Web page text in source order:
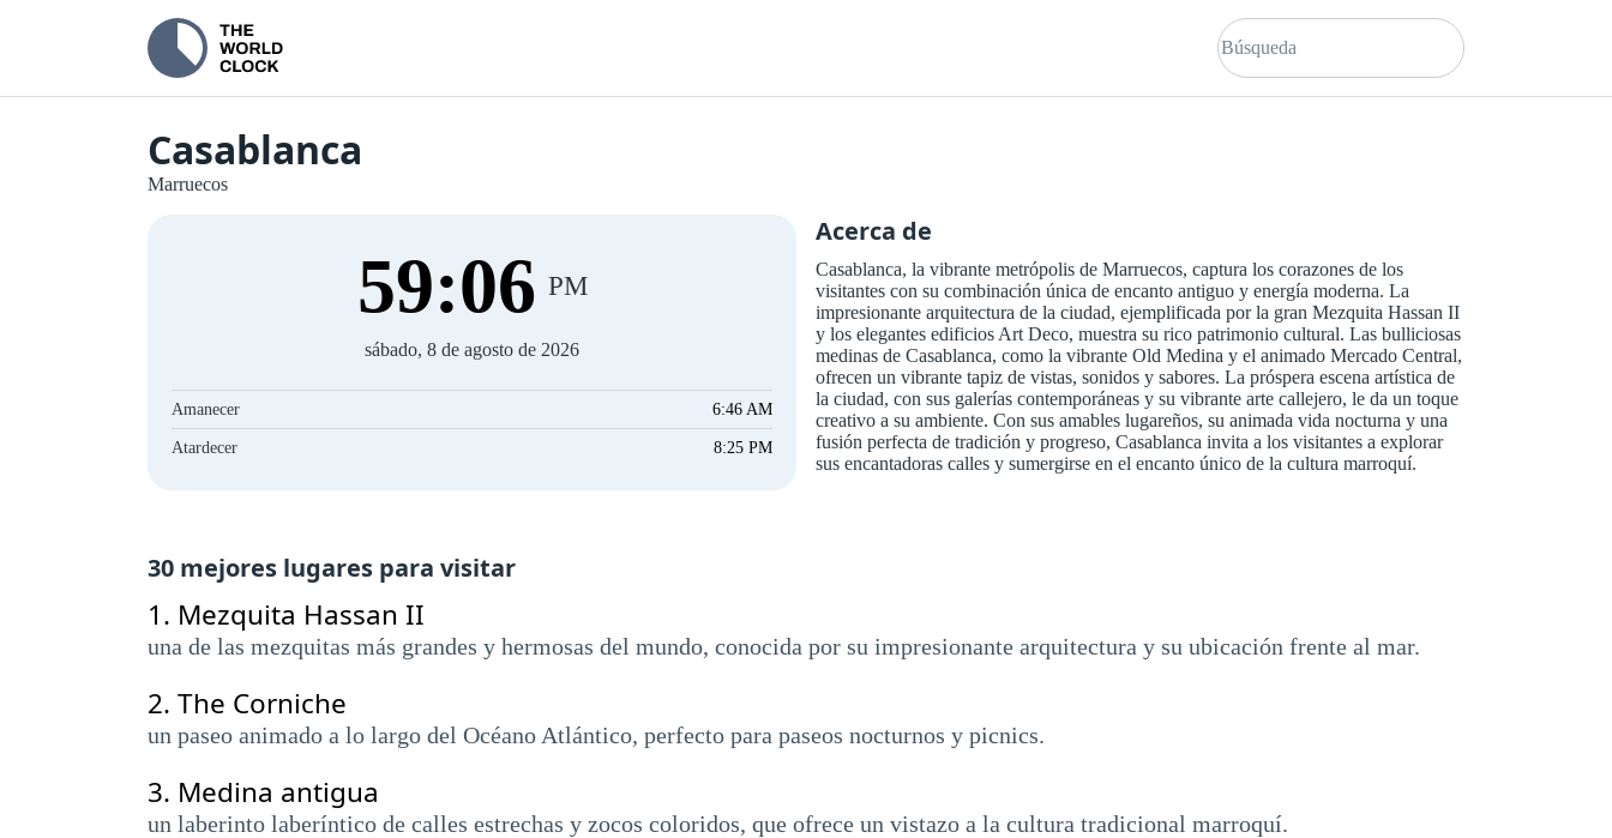
Casablanca
Marruecos
59:07 PM
sábado, 8 de agosto de 2026
Amanecer 6:46 AM
Atardecer 8:25 PM
Acerca de
Casablanca, la vibrante metrópolis de Marruecos, captura los corazones de los
visitantes con su combinación única de encanto antiguo y energía moderna. La
impresionante arquitectura de la ciudad, ejemplificada por la gran Mezquita Hassan II
y los elegantes edificios Art Deco, muestra su rico patrimonio cultural. Las bulliciosas
medinas de Casablanca, como la vibrante Old Medina y el animado Mercado Central,
ofrecen un vibrante tapiz de vistas, sonidos y sabores. La próspera escena artística de
la ciudad, con sus galerías contemporáneas y su vibrante arte callejero, le da un toque
creativo a su ambiente. Con sus amables lugareños, su animada vida nocturna y una
fusión perfecta de tradición y progreso, Casablanca invita a los visitantes a explorar
sus encantadoras calles y sumergirse en el encanto único de la cultura marroquí.
30 mejores lugares para visitar
1. Mezquita Hassan II
una de las mezquitas más grandes y hermosas del mundo, conocida por su impresionante arquitectura y su ubicación frente al mar.
2. The Corniche
un paseo animado a lo largo del Océano Atlántico, perfecto para paseos nocturnos y picnics.
3. Medina antigua
un laberinto laberíntico de calles estrechas y zocos coloridos, que ofrece un vistazo a la cultura tradicional marroquí.